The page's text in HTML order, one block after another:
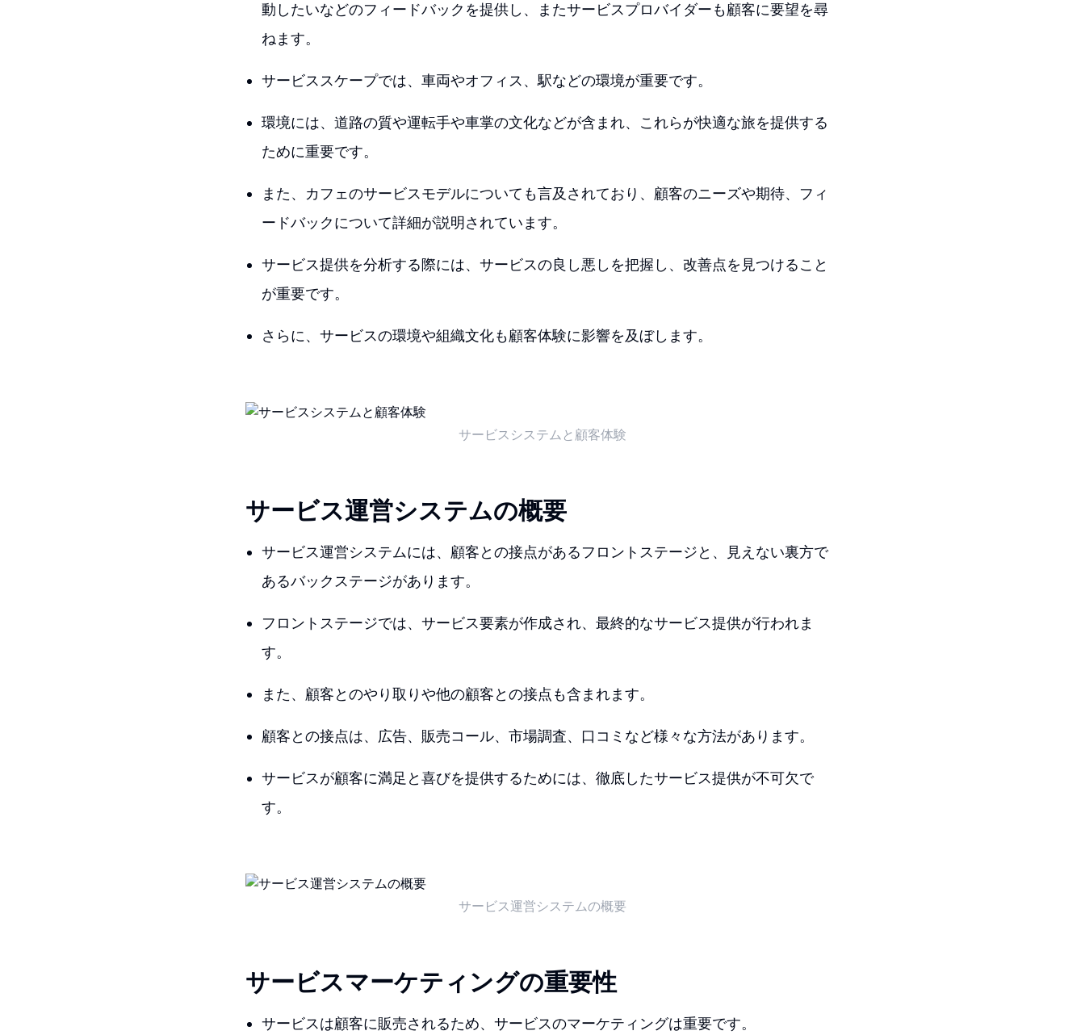
動したいなどのフィードバックを提供し、またサービスプロバイダーも顧客に要望を尋
ねます。
サービススケープでは、車両やオフィス、駅などの環境が重要です。
環境には、道路の質や運転手や車掌の文化などが含まれ、これらが快適な旅を提供する
ために重要です。
また、カフェのサービスモデルについても言及されており、顧客のニーズや期待、フィ
ードバックについて詳細が説明されています。
サービス提供を分析する際には、サービスの良し悪しを把握し、改善点を見つけること
が重要です。
さらに、サービスの環境や組織文化も顧客体験に影響を及ぼします。
サービスシステムと顧客体験
サービス運営システムの概要
サービス運営システムには、顧客との接点があるフロントステージと、見えない裏方で
あるバックステージがあります。
フロントステージでは、サービス要素が作成され、最終的なサービス提供が行われま
す。
また、顧客とのやり取りや他の顧客との接点も含まれます。
顧客との接点は、広告、販売コール、市場調査、口コミなど様々な方法があります。
サービスが顧客に満足と喜びを提供するためには、徹底したサービス提供が不可欠で
す。
サービス運営システムの概要
サービスマーケティングの重要性
サービスは顧客に販売されるため、サービスのマーケティングは重要です。